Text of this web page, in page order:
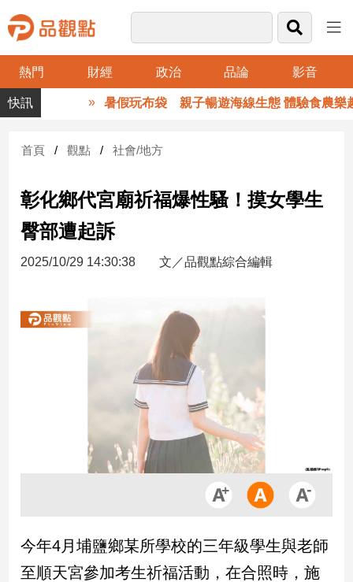
熱門 財經 政治 品論 影音
品
觀
財
台
財
新
產
經/
政
治
暑假玩布袋 親子暢遊海線生態 體驗食農樂趣
首頁 觀點 社會/地方
彰化鄉代宮廟祈福爆性騷！摸女學生
臀部遭起訴
2025/10/29 14:30:38 文／品觀點綜合編輯
今年4月埔鹽鄉某所學校的三年級學生與老師
至順天宮參加考生祈福活動，在合照時，施